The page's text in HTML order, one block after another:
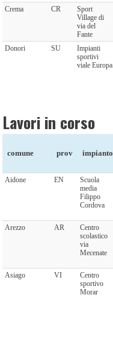
Crema CR
Sport
Village di
via del
Fante
Donori SU
Impianti
sportivi
viale Europa
Lavori in corso
comune prov impianto
Aidone EN
Scuola
media
Filippo
Cordova
Arezzo AR
Centro
scolastico
via
Mecenate
Asiago VI
Centro
sportivo
Morar